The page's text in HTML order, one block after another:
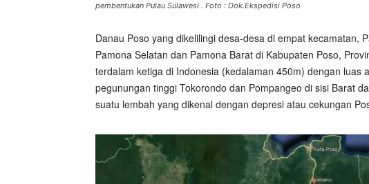
pembentukan Pulau Sulawesi . Foto : Dok.Ekspedisi Poso
Danau Poso yang dikelilingi desa-desa di empat kecamatan,
Pamona Selatan dan Pamona Barat di Kabupaten Poso,
terdalam ketiga di Indonesia (kedalaman 450m) dengan luas
pegunungan tinggi Tokorondo dan Pompangeo di sisi Barat
suatu lembah yang dikenal dengan depresi atau cekungan